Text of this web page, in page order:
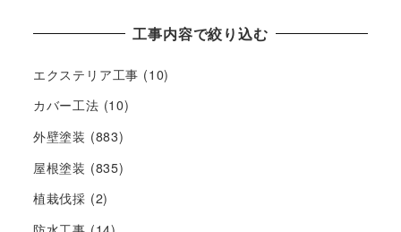
工事内容で絞り込む
エクステリア工事 (10)
カバー工法 (10)
外壁塗装 (883)
屋根塗装 (835)
植栽伐採 (2)